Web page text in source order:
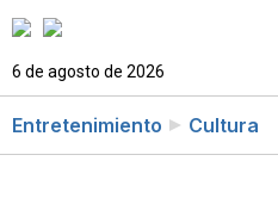
6 de agosto de 2026
Entretenimiento Cultura